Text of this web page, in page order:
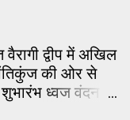
द्वीप में अखिल
की ओर से
शुभारंभ ध्वज वंदन के